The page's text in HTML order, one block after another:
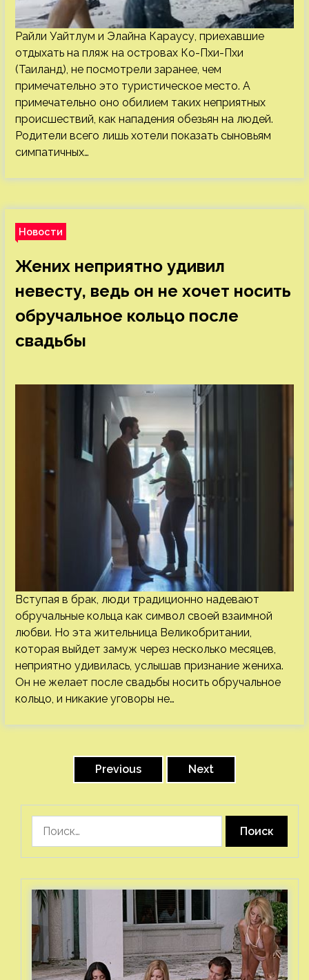
Райли Уайтлум и Элайна Караусу, приехавшие
отдыхать на пляж на островах Ко-Пхи-Пхи
(Таиланд), не посмотрели заранее, чем
примечательно это туристическое место. А
примечательно оно обилием таких неприятных
происшествий, как нападения обезьян на людей.
Родители всего лишь хотели показать сыновьям
симпатичных…
Новости
Жених неприятно удивил
невесту, ведь он не хочет носить
обручальное кольцо после
свадьбы
Вступая в брак, люди традиционно надевают
обручальные кольца как символ своей взаимной
любви. Но эта жительница Великобритании,
которая выйдет замуж через несколько месяцев,
неприятно удивилась, услышав признание жениха.
Он не желает после свадьбы носить обручальное
кольцо, и никакие уговоры не…
Previous Next